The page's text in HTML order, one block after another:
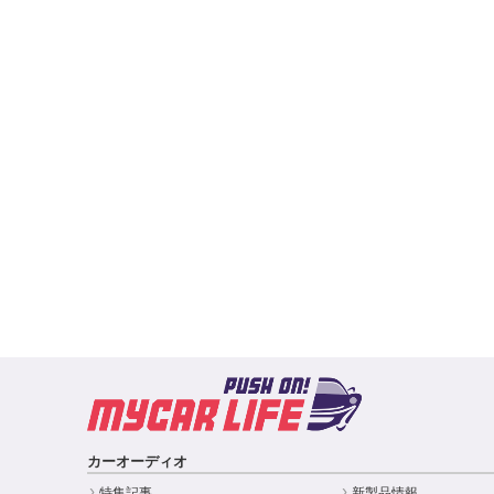
カーオーディオ